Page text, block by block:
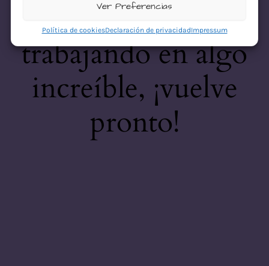
Ver Preferencias
Política de cookiesDeclaración de privacidadImpressum
desastre! Estamos
trabajando en algo
increíble, ¡vuelve
pronto!